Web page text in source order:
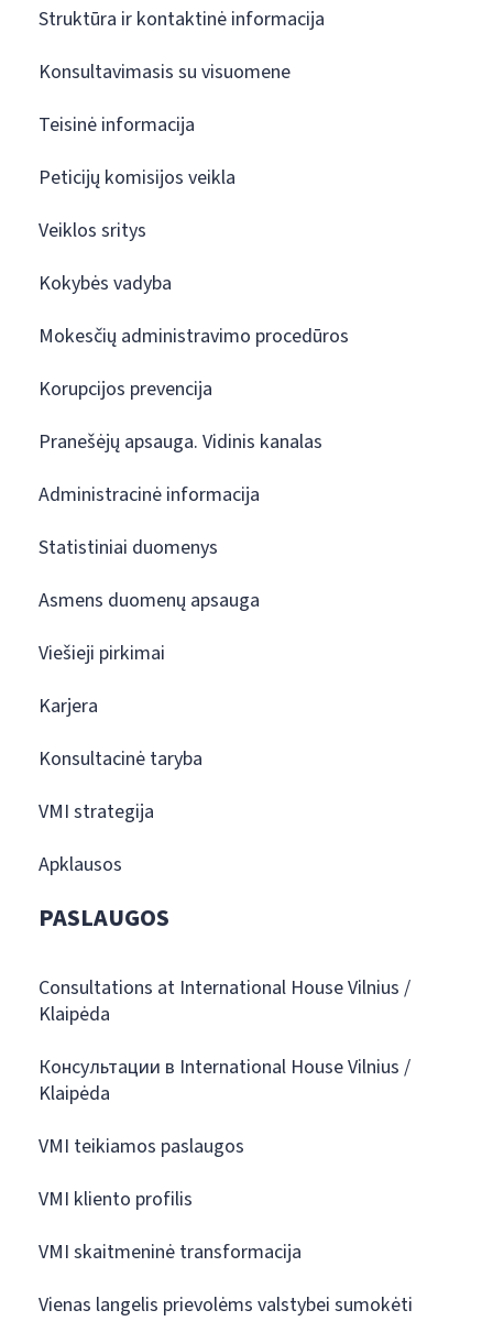
Struktūra ir kontaktinė informacija
Konsultavimasis su visuomene
Teisinė informacija
Peticijų komisijos veikla
Veiklos sritys
Kokybės vadyba
Mokesčių administravimo procedūros
Korupcijos prevencija
Pranešėjų apsauga. Vidinis kanalas
Administracinė informacija
Statistiniai duomenys
Asmens duomenų apsauga
Viešieji pirkimai
Karjera
Konsultacinė taryba
VMI strategija
Apklausos
PASLAUGOS
Consultations at International House Vilnius /
Klaipėda
Консультации в International House Vilnius /
Klaipėda
VMI teikiamos paslaugos
VMI kliento profilis
VMI skaitmeninė transformacija
Vienas langelis prievolėms valstybei sumokėti